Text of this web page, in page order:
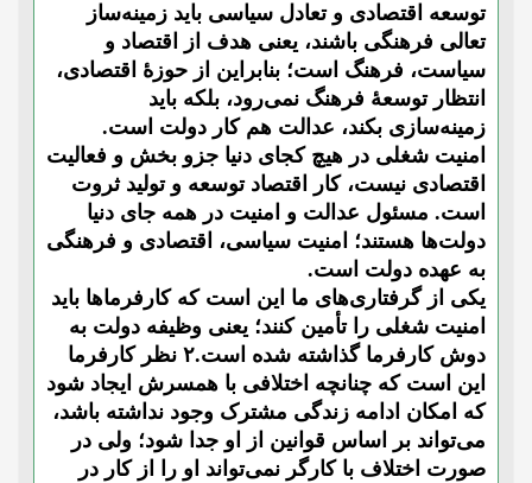
توسعه اقتصادی و تعادل سیاسی باید زمینه‌ساز
تعالی فرهنگی باشند، یعنی هدف از اقتصاد و
سیاست، فرهنگ است؛ بنابراین از حوزۀ اقتصادی،
انتظار توسعۀ فرهنگ نمی‌رود، بلکه باید
زمینه‌سازی بکند، عدالت هم کار دولت است.
امنیت شغلی در هیچ کجای دنیا جزو بخش و فعالیت
اقتصادی نیست، کار اقتصاد توسعه و تولید ثروت
است. مسئول عدالت و امنیت در همه جای دنیا
دولت‌ها هستند؛ امنیت سیاسی، اقتصادی و فرهنگی
به عهده دولت است.
یکی از گرفتاری‌های ما این است که کارفرماها باید
امنیت شغلی را تأمین کنند؛ یعنی وظیفه دولت به
دوش کارفرما گذاشته شده است.۲ نظر کارفرما
این است که چنانچه اختلافی با همسرش ایجاد شود
که امکان ادامه زندگی مشترک وجود نداشته باشد،
می‌تواند بر اساس قوانین از او جدا شود؛ ولی در
صورت اختلاف با کارگر نمی‌تواند او را از کار در